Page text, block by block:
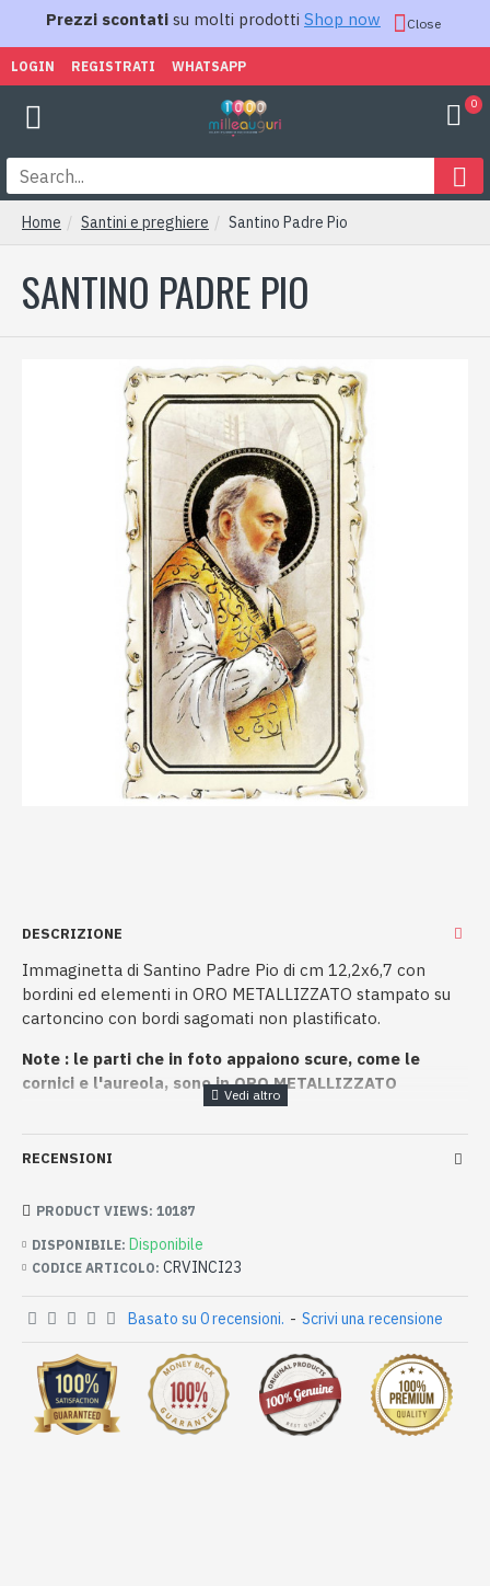
Prezzi scontati su molti prodotti Shop now Close
LOGIN REGISTRATI WHATSAPP
0
Home Santini e preghiere Santino Padre Pio
SANTINO PADRE PIO
DESCRIZIONE
Immaginetta di Santino Padre Pio di cm 12,2x6,7 con
bordini ed elementi in ORO METALLIZZATO stampato su
cartoncino con bordi sagomati non plastificato.
Note : le parti che in foto appaiono scure, come le
cornici e l'aureola, sono in ORO METALLIZZATO
RECENSIONI
DISPONIBILE: Disponibile
CODICE ARTICOLO: CRVINCI23
PRODUCT VIEWS: 10187
Basato su 0 recensioni. - Scrivi una recensione